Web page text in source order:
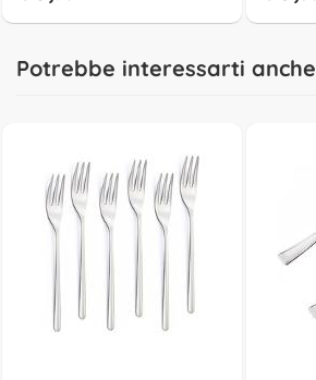
Potrebbe interessarti anche